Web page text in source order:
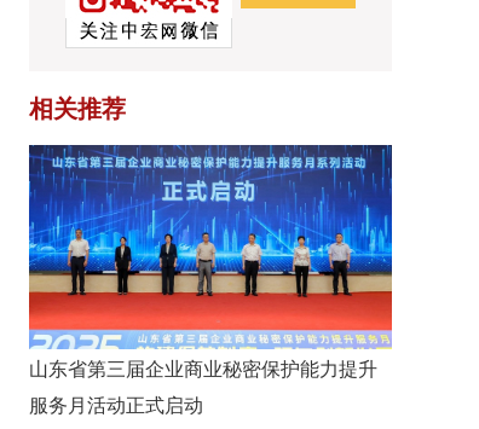
相关推荐
山东省第三届企业商业秘密保护能力提升
服务月活动正式启动